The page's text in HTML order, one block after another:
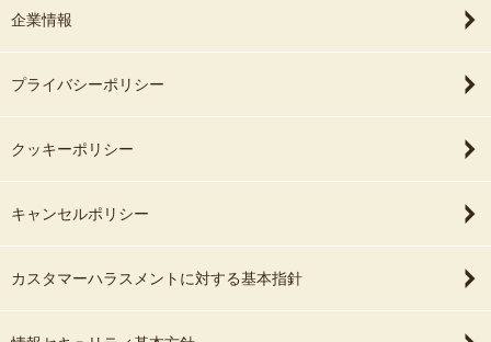
企業情報
プライバシーポリシー
クッキーポリシー
キャンセルポリシー
カスタマーハラスメントに対する基本指針